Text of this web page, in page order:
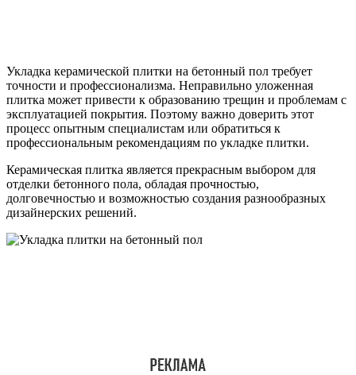
Укладка керамической плитки на бетонный пол требует
точности и профессионализма. Неправильно уложенная
плитка может привести к образованию трещин и проблемам с
эксплуатацией покрытия. Поэтому важно доверить этот
процесс опытным специалистам или обратиться к
профессиональным рекомендациям по укладке плитки.
Керамическая плитка является прекрасным выбором для
отделки бетонного пола, обладая прочностью,
долговечностью и возможностью создания разнообразных
дизайнерских решений.